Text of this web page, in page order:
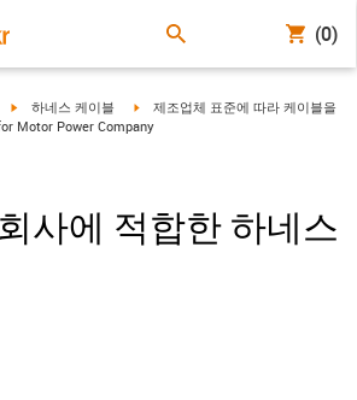
(0)
igus-icon-arrow-right
하네스 케이블 igus-icon-arrow-right
제조업체 표준에 따라 케이블을
right
Motor Power Company
사에 적합한 하네스